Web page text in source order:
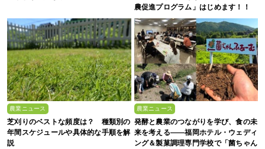
農促進プログラム」はじめます！！
農業ニュース
芝刈りのベストな頻度は？ 種類別の
年間スケジュールや具体的な手順を解
説
農業ニュース
発酵と農業のつながりを学び、食の未
来を考える――福岡ホテル・ウェディ
ング＆製菓調理専門学校で「菌ちゃん